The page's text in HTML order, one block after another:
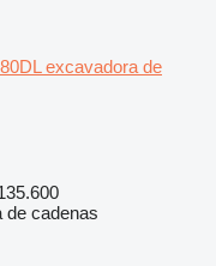
excavadora de
de cadenas